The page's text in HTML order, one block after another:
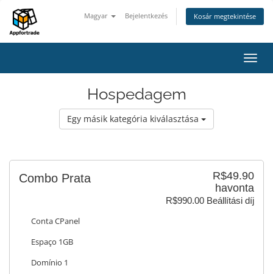
Magyar Bejelentkezés Kosár megtekintése
a
Hospedagem
Egy másik kategória kiválasztása
R$49.90
havonta
R$990.00 Beállítási díj
Combo Prata
Conta CPanel
Espaço 1GB
Domínio 1